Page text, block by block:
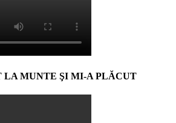
LA MUNTE ŞI MI-A PLĂCUT